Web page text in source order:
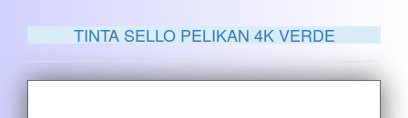
TINTA SELLO PELIKAN 4K VERDE